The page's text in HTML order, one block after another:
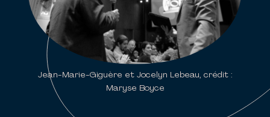
Jean-Marie-Giguère et Jocelyn Lebeau, crédit :
Maryse Boyce